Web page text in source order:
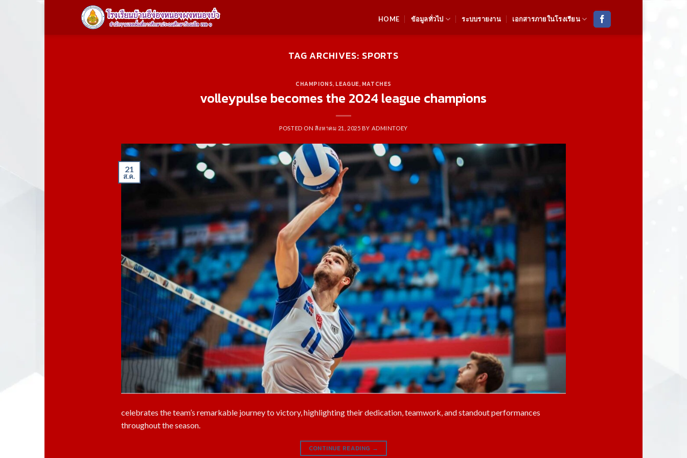
HOME ข้อมูลทั่วไป ระบบรายงาน เอกสารภายในโรงเรียน
TAG ARCHIVES: SPORTS
CHAMPIONS, LEAGUE, MATCHES
volleypulse becomes the 2024 league champions
POSTED ON สิงหาคม 21, 2025 BY ADMINTOEY
21
ส.ค.
celebrates the team’s remarkable journey to victory, highlighting their dedication, teamwork, and standout performances
throughout the season.
CONTINUE READING →